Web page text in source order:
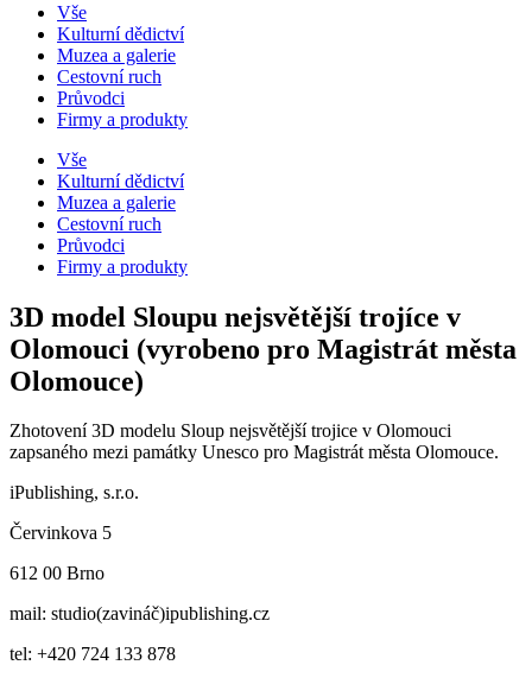
Vše
Kulturní dědictví
Muzea a galerie
Cestovní ruch
Průvodci
Firmy a produkty
Vše
Kulturní dědictví
Muzea a galerie
Cestovní ruch
Průvodci
Firmy a produkty
3D model Sloupu nejsvětější trojíce v
Olomouci (vyrobeno pro Magistrát města
Olomouce)
Zhotovení 3D modelu Sloup nejsvětější trojice v Olomouci
zapsaného mezi památky Unesco pro Magistrát města Olomouce.
iPublishing, s.r.o.
Červinkova 5
612 00 Brno
mail: studio(zavináč)ipublishing.cz
tel: +420 724 133 878